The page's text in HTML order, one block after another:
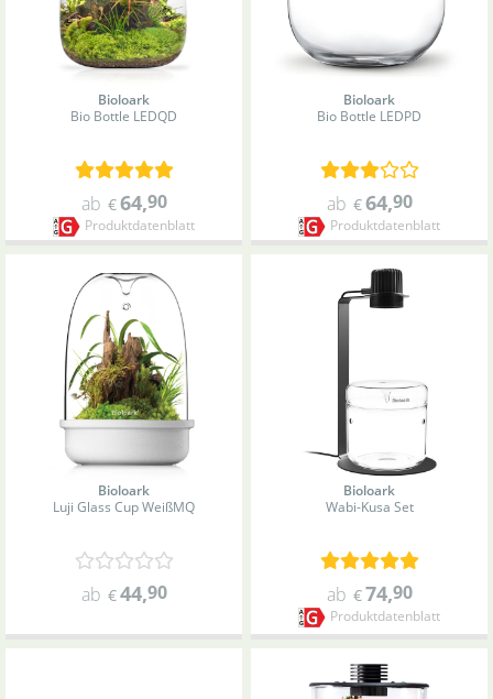
Bioloark
Bio Bottle LEDQD
ab €64,90
Produktdatenblatt
Bioloark
Bio Bottle LEDPD
ab €64,90
Produktdatenblatt
Bioloark
Luji Glass Cup WeißMQ
ab €44,90
Bioloark
Wabi-Kusa Set
ab €74,90
Produktdatenblatt